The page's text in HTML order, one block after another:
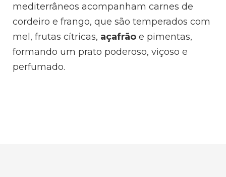
mediterrâneos acompanham carnes de
cordeiro e frango, que são temperados com
mel, frutas cítricas, açafrão e pimentas,
formando um prato poderoso, viçoso e
perfumado.